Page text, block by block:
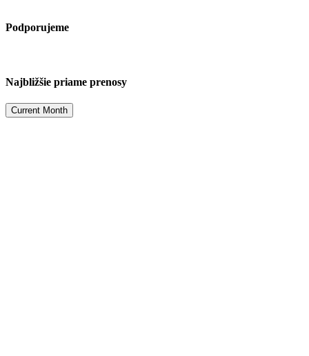
Podporujeme
Najbližšie priame prenosy
Current Month